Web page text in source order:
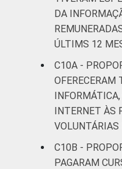
DA
ÚLTIMS 12
C10A -
OFERECERAM
INTERNET ÀS
C10B -
PAGARAM